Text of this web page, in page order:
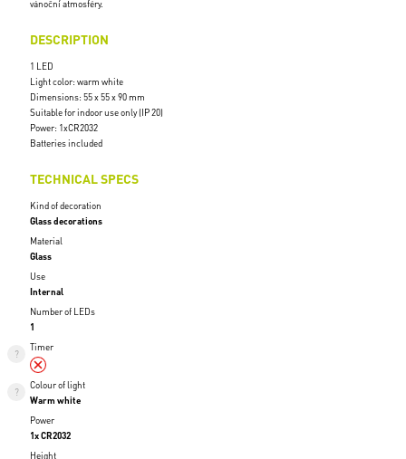
vánoční atmosféry.
DESCRIPTION
1 LED
Light color: warm white
Dimensions: 55 x 55 x 90 mm
Suitable for indoor use only (IP 20)
Power: 1xCR2032
Batteries included
TECHNICAL SPECS
Kind of decoration
Glass decorations
Material
Glass
Use
Internal
Number of LEDs
1
Timer
Colour of light
Warm white
Power
1x CR2032
Height